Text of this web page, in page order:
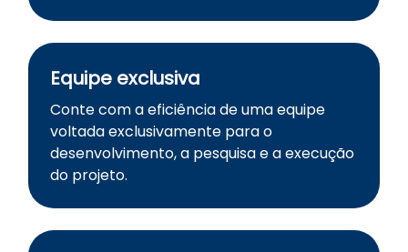
Equipe exclusiva
Conte com a eficiência de uma equipe
voltada exclusivamente para o
desenvolvimento, a pesquisa e a execução
do projeto.